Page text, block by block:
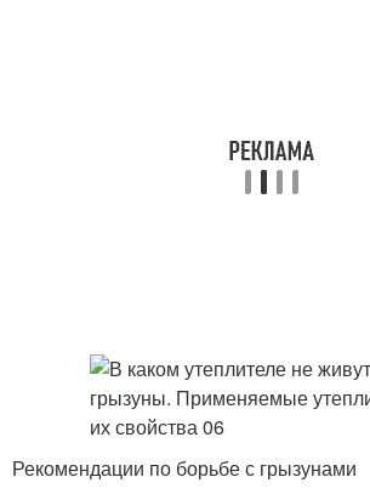
Рекомендации по борьбе с грызунами